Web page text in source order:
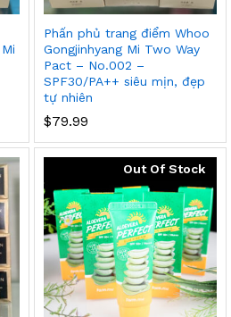
Phấn phủ trang điểm Whoo
Gongjinhyang Mi Two Way
Pact – No.002 –
SPF30/PA++ siêu mịn, đẹp
tự nhiên
$79.99
Out Of Stock